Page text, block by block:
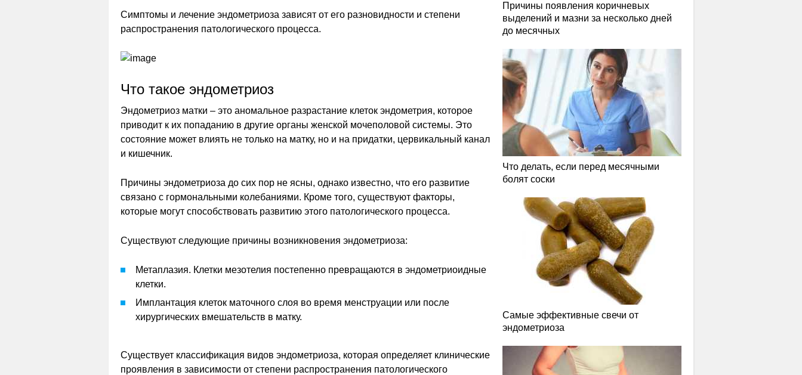
Симптомы и лечение эндометриоза зависят от его разновидности и степени
распространения патологического процесса.
Что такое эндометриоз
Эндометриоз матки – это аномальное разрастание клеток эндометрия, которое
приводит к их попаданию в другие органы женской мочеполовой системы. Это
состояние может влиять не только на матку, но и на придатки, цервикальный канал
и кишечник.
Причины эндометриоза до сих пор не ясны, однако известно, что его развитие
связано с гормональными колебаниями. Кроме того, существуют факторы,
которые могут способствовать развитию этого патологического процесса.
Существуют следующие причины возникновения эндометриоза:
Метаплазия. Клетки мезотелия постепенно превращаются в эндометриоидные
клетки.
Имплантация клеток маточного слоя во время менструации или после
хирургических вмешательств в матку.
Существует классификация видов эндометриоза, которая определяет клинические
проявления в зависимости от степени распространения патологического
Причины появления коричневых
выделений и мазни за несколько дней
до месячных
Что делать, если перед месячными
болят соски
Самые эффективные свечи от
эндометриоза